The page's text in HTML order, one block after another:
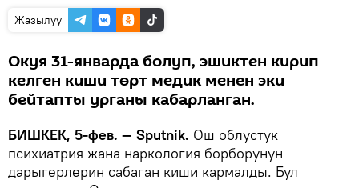
Жазылуу
Окуя 31-январда болуп, эшиктен кирип
келген киши төрт медик менен эки
бейтапты урганы кабарланган.
БИШКЕК, 5-фев. — Sputnik. Ош облустук
психиатрия жана наркология борборунун
дарыгерлерин сабаган киши кармалды. Бул